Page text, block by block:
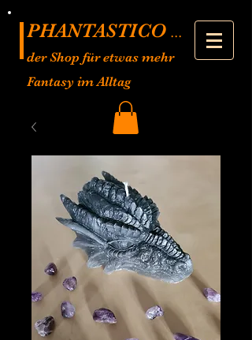
PHANTASTICO ...
der Shop für etwas mehr
Fantasy im Alltag